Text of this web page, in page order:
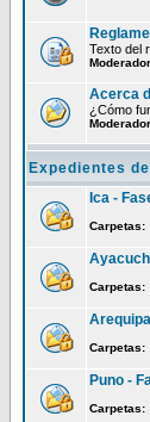
Texto del
Acerca
¿Cómo
Expedientes
Ica -
Carpetas:
Carpetas:
Carpetas:
Puno -
Carpetas: